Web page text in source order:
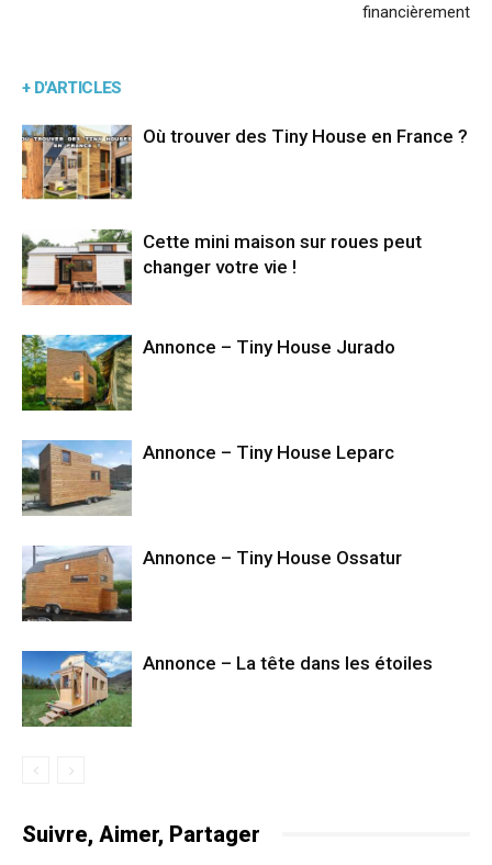
financièrement
+ D'ARTICLES
Où trouver des Tiny House en France ?
Cette mini maison sur roues peut
changer votre vie !
Annonce – Tiny House Jurado
Annonce – Tiny House Leparc
Annonce – Tiny House Ossatur
Annonce – La tête dans les étoiles
Suivre, Aimer, Partager